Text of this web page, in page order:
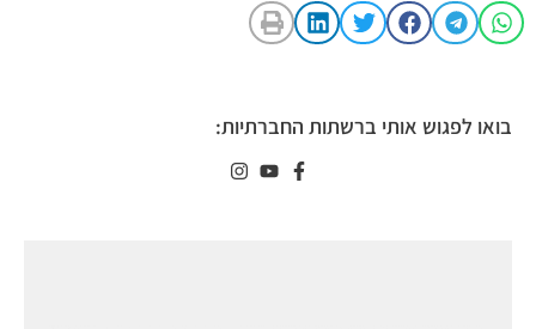
בואו לפגוש אותי ברשתות החברתיות: